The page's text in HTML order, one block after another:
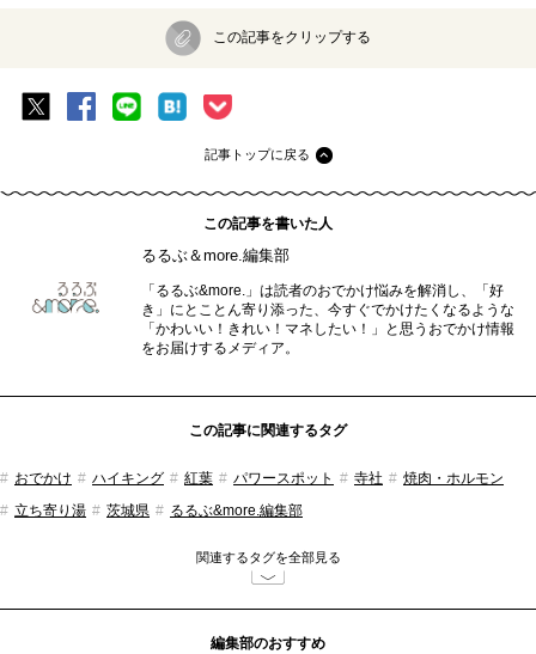
この記事をクリップする
記事トップに戻る
この記事を書いた人
るるぶ＆more.編集部
「るるぶ&more.」は読者のおでかけ悩みを解消し、「好
き」にとことん寄り添った、今すぐでかけたくなるような
「かわいい！きれい！マネしたい！」と思うおでかけ情報
をお届けするメディア。
この記事に関連するタグ
おでかけ ハイキング 紅葉 パワースポット 寺社
焼肉・ホルモン
立ち寄り湯
茨城県 るるぶ&more.編集部
関連するタグを全部見る
編集部のおすすめ